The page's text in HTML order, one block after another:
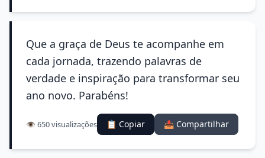
Que a graça de Deus te acompanhe em
cada jornada, trazendo palavras de
verdade e inspiração para transformar seu
ano novo. Parabéns!
👁️ 650 visualizações 📋 Copiar 📤 Compartilhar